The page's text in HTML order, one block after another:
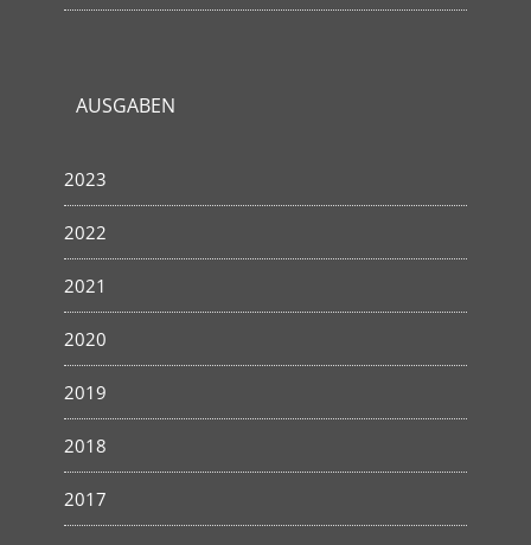
AUSGABEN
2023
2022
2021
2020
2019
2018
2017